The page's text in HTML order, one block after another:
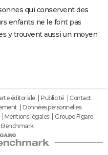
qui conservent des
enfants ne le font pas
y trouvent aussi un moyen
éditoriale Publicité
Contact
Données personnelles
Mentions légales
Groupe Figaro